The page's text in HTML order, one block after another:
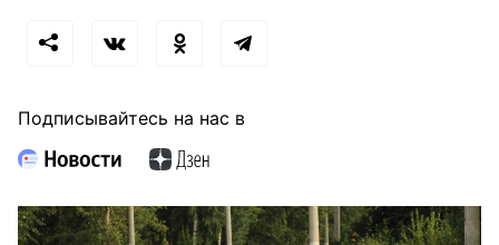
Подписывайтесь на нас в